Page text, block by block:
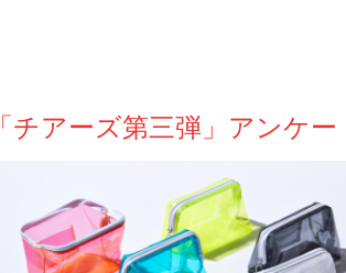
「チアーズ第三弾」アンケー